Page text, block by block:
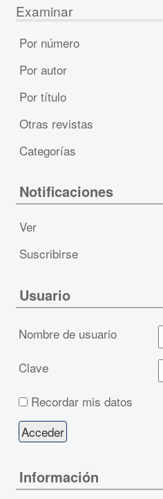
Examinar
Por número
Por autor
Por título
Otras revistas
Categorías
Notificaciones
Ver
Suscribirse
Usuario
Nombre de usuario
Clave
Recordar mis datos
Información